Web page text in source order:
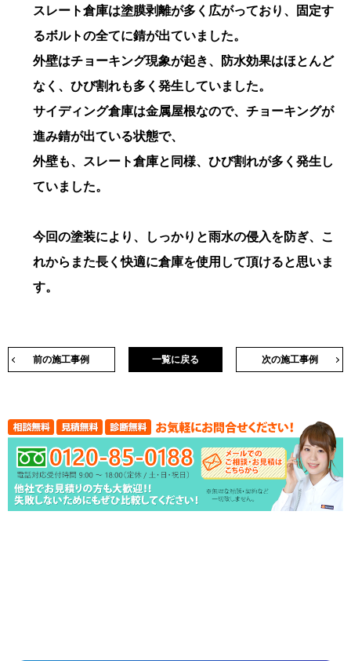
スレート倉庫は塗膜剥離が多く広がっており、固定す
るボルトの全てに錆が出ていました。
外壁はチョーキング現象が起き、防水効果はほとんど
なく、ひび割れも多く発生していました。
サイディング倉庫は金属屋根なので、チョーキングが
進み錆が出ている状態で、
外壁も、スレート倉庫と同様、ひび割れが多く発生し
ていました。
今回の塗装により、しっかりと雨水の侵入を防ぎ、こ
れからまた長く快適に倉庫を使用して頂けると思いま
す。
前の施工事例 次の施工事例
一覧に戻る